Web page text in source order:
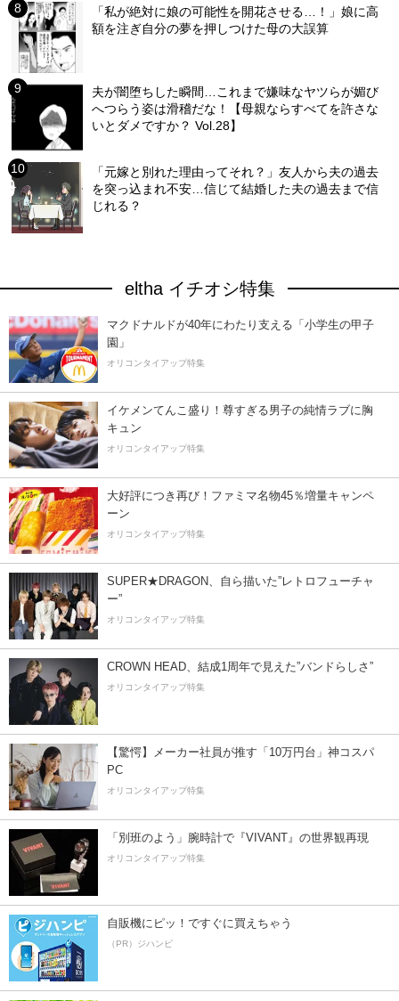
「私が絶対に娘の可能性を開花させる…！」娘に高
額を注ぎ自分の夢を押しつけた母の大誤算
夫が闇堕ちした瞬間…これまで嫌味なヤツらが媚び
へつらう姿は滑稽だな！【母親ならすべてを許さな
いとダメですか？ Vol.28】
「元嫁と別れた理由ってそれ？」友人から夫の過去
を突っ込まれ不安…信じて結婚した夫の過去まで信
じれる？
eltha イチオシ特集
マクドナルドが40年にわたり支える「小学生の甲子
園」
オリコンタイアップ特集
イケメンてんこ盛り！尊すぎる男子の純情ラブに胸
キュン
オリコンタイアップ特集
大好評につき再び！ファミマ名物45％増量キャンペ
ーン
オリコンタイアップ特集
SUPER★DRAGON、自ら描いた”レトロフューチャ
ー”
オリコンタイアップ特集
CROWN HEAD、結成1周年で見えた”バンドらしさ”
オリコンタイアップ特集
【驚愕】メーカー社員が推す「10万円台」神コスパ
PC
オリコンタイアップ特集
「別班のよう」腕時計で『VIVANT』の世界観再現
オリコンタイアップ特集
自販機にピッ！ですぐに買えちゃう
（PR）ジハンピ